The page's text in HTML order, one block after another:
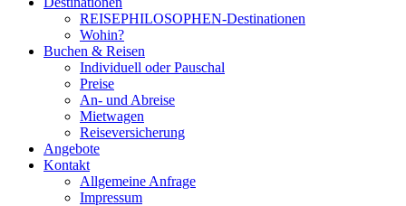
REISEPHILOSOPHEN-Destinationen
Wohin?
Buchen & Reisen
Individuell oder Pauschal
Preise
An- und Abreise
Mietwagen
Reiseversicherung
Angebote
Kontakt
Allgemeine Anfrage
Impressum